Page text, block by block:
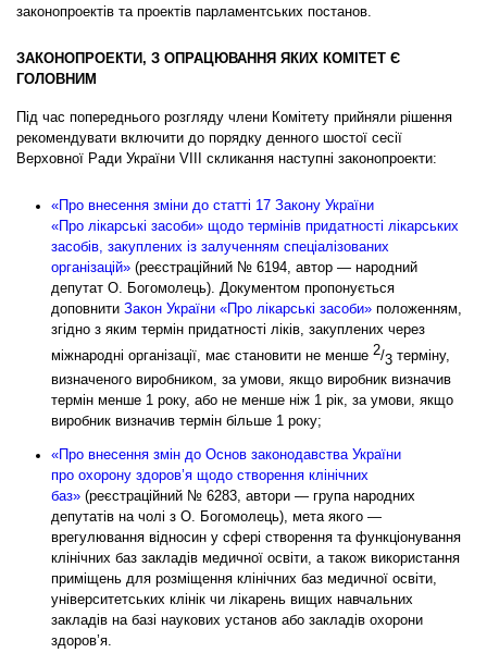
законопроектів та проектів парламентських постанов.
ЗАКОНОПРОЕКТИ, З ОПРАЦЮВАННЯ ЯКИХ КОМІТЕТ Є
ГОЛОВНИМ
Під час попереднього розгляду члени Комітету прийняли рішення
рекомендувати включити до порядку денного шостої сесії
Верховної Ради України VIII скликання наступні законопроекти:
«Про внесення зміни до статті 17 Закону Украї­ни
«Про лікарські засоби» щодо термінів придатності лікарських
засобів, закуплених із залученням спеціалізованих
організацій» (реєстраційний № 6194, автор — народний
депутат О. Богомолець). Документом пропонується
доповнити Закон України «Про лікарські засоби» положенням,
згідно з яким термін придатності ліків, закуплених через
міжнародні організації, має становити не менше 2/3 терміну,
визначеного виробником, за умови, якщо виробник визначив
термін менше 1 року, або не менше ніж 1 рік, за умови, якщо
виробник визначив термін більше 1 року;
«Про внесення змін до Основ законодавства України
про охорону здоров’я щодо створення клінічних
баз» (реєстраційний № 6283, автори — група народних
депутатів на чолі з О. Богомолець), мета якого —
врегулювання відносин у сфері створення та функціонування
клінічних баз закладів медичної освіти, а також використання
приміщень для розміщення клінічних баз медичної освіти,
університетських клінік чи лікарень вищих навчальних
закладів на базі наукових установ або закладів охорони
здоров’я.